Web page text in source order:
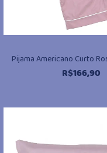
Pijama Americano Curto
R$166,90